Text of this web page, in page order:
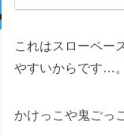
これはスローペー
やすいからです…。
かけっこや鬼ごっ